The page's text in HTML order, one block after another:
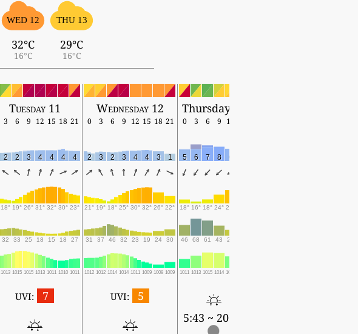
WED 12
32°C
16°C
THU 13
29°C
16°C
Tuesday 11 Wednesday 12 Thursday 13
3 6 9 12 15 18 21 0 3 6 9 12 15 18 21 0 3 6 9 12
2 2 3 4 4 4 4 2 3 2 3 4 4 3 1 5 6 7 8 6
18° 19° 26° 31° 32° 30° 23° 21° 19° 18° 25° 30° 32° 26° 22° 18° 16° 18° 24° 29°
32 33 25 18 15 18 27 31 37 46 32 23 19 24 30 46 68 61 43 28
1013 1015 1015 1013 1011 1010 1011 1012 1012 1014 1014 1011 1009 1008 1009 1011 1013 1015 1014 1012
UVI: 7 UVI: 5
5:43 ~ 20:10